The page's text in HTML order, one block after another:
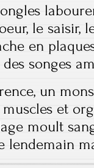
le saisir,
en
songes
un
et
moult
lendemain